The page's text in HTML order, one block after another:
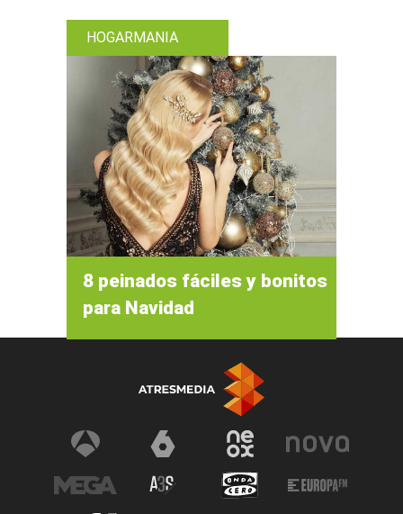
HOGARMANIA
8 peinados fáciles y bonitos
para Navidad